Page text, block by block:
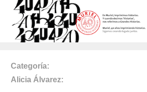
Categoría
Alicia Álvarez